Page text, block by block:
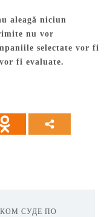
aleagă niciun
nu vor
selectate vor fi
fi evaluate.
СУДЕ ПО